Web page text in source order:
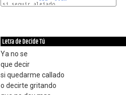
si seguir alejado
Letra de Decide Tú
Ya no se
que decir
si quedarme callado
o decirte gritando